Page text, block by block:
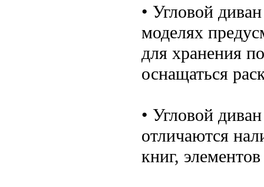
• Угловой
моделях
для хранения
оснащаться
• Угловой
отличаются
книг,